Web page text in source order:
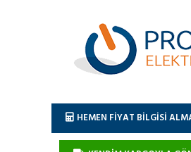
HEMEN FİYAT BİLGİSİ